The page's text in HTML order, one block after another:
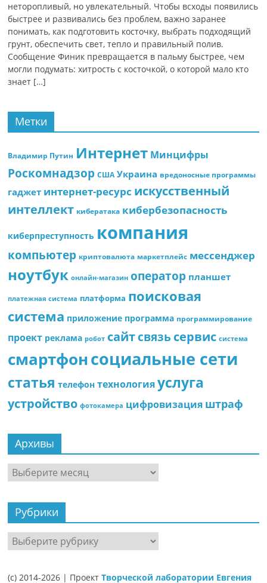
неторопливый, но увлекательный. Чтобы всходы появились
быстрее и развивались без проблем, важно заранее
понимать, как подготовить косточку, выбрать подходящий
грунт, обеспечить свет, тепло и правильный полив.
Сообщение Финик превращается в пальму быстрее, чем
могли подумать: хитрость с косточкой, о которой мало кто
знает […]
Метки
Владимир Путин Интернет Минцифры
Роскомнадзор США Украина вредоносные программы
гаджет интернет-ресурс искусственный
интеллект кибератака кибербезопасность
киберпреступность компания
компьютер криптовалюта маркетплейс мессенджер
ноутбук онлайн-магазин оператор планшет
платежная система платформа поисковая
система приложение программа программирование
проект реклама робот сайтсвязь сервис система
смартфонсоциальные сети
статья телефон технология услуга
устройство фотокамера цифровизация штраф
Архивы
Архивы
Рубрики
Рубрики
(c) 2014-2026 | ПроектТворческой лаборатории Евгения